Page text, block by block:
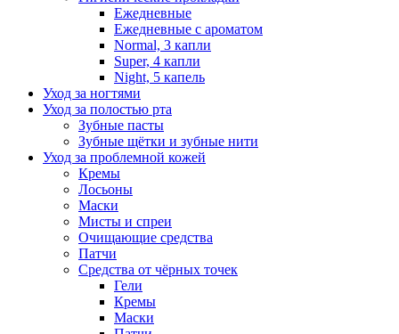
Ежедневные
Ежедневные с ароматом
Normal, 3 капли
Super, 4 капли
Night, 5 капель
Уход за ногтями
Уход за полостью рта
Зубные пасты
Зубные щётки и зубные нити
Уход за проблемной кожей
Кремы
Лосьоны
Маски
Мисты и спреи
Очищающие средства
Патчи
Средства от чёрных точек
Гели
Кремы
Маски